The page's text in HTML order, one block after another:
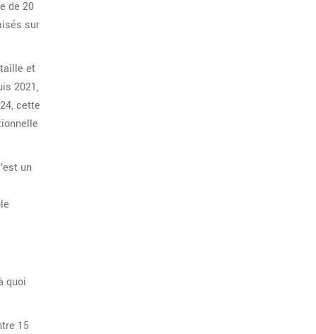
de 20
sur
et
2021,
cette
un
quoi
15